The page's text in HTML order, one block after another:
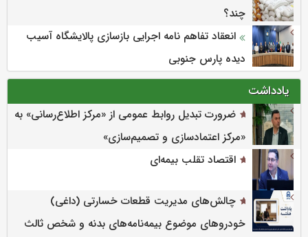
چند؟
انعقاد تفاهم نامه اجرایی بازسازی پالایشگاه آسیب
دیده پارس جنوبی
یادداشت
ضرورت تبدیل روابط عمومی از «مرکز اطلاع‌رسانی» به
«مرکز اعتمادسازی و تصمیم‌سازی»
اقتصاد تقلب بیمه‌ای
چالش‌های مدیریت قطعات خسارتی (داغی)
خودروهای موضوع بیمه‌نامه‌های بدنه و شخص ثالث